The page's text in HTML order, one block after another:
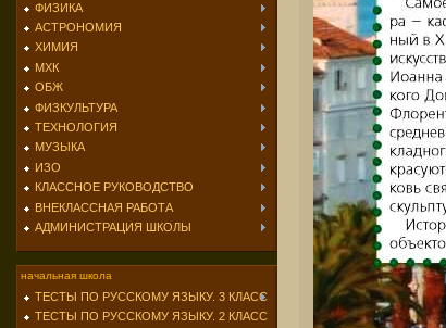
ФИЗИКА
АСТРОНОМИЯ
ХИМИЯ
МХК
ОБЖ
ФИЗКУЛЬТУРА
ТЕХНОЛОГИЯ
МУЗЫКА
ИЗО
КЛАССНОЕ РУКОВОДСТВО
ВНЕКЛАССНАЯ РАБОТА
АДМИНИСТРАЦИЯ ШКОЛЫ
начальная школа
ТЕСТЫ ПО РУССКОМУ ЯЗЫКУ. 3 КЛАСС
ТЕСТЫ ПО РУССКОМУ ЯЗЫКУ. 2 КЛАСС